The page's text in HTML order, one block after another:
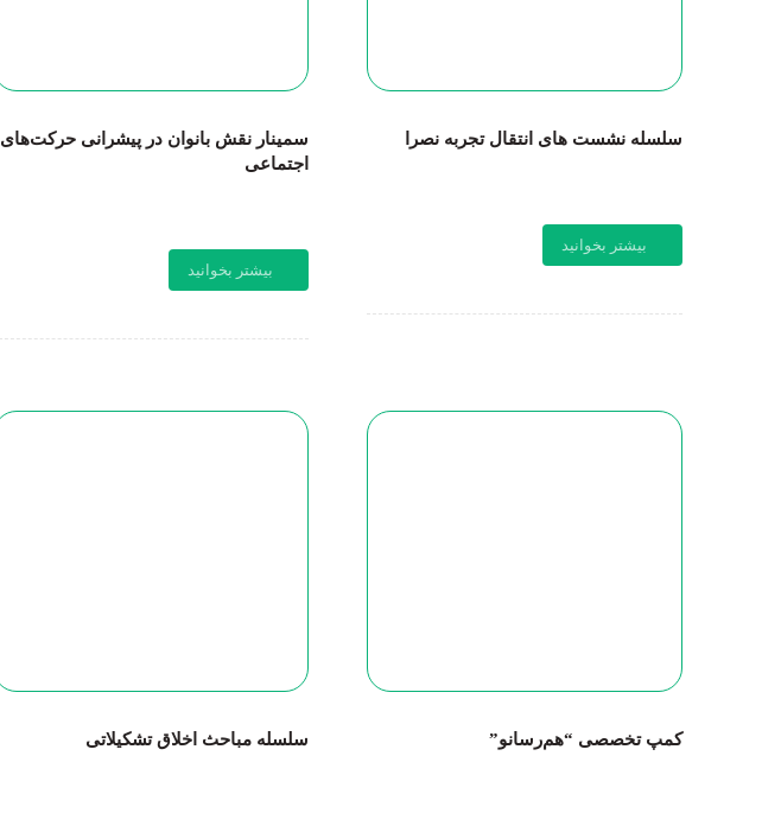
سمینار نقش بانوان در پیشرانی حرکت‌های
اجتماعی
بیشتر بخوانید
سلسله نشست های انتقال تجربه نصرا
بیشتر بخوانید
سلسله مباحث اخلاق تشکیلاتی کمپ تخصصی “هم‌رسانو”